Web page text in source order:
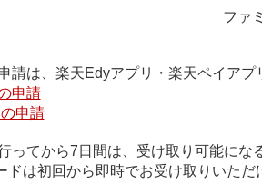
ファ
請は、楽天Edyアプリ・楽天ペイアプ
申請
申請
ってから7日間は、受け取り可能にな
は初回から即時でお受け取りいただ